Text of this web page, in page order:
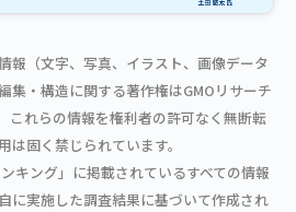
報（文字、写真、イラスト、画像データ
集・構造に関する著作権はGMOリサーチ
これらの情報を権利者の許可なく無断転
固く禁じられています。
キング」に掲載されているすべての情報
に実施した調査結果に基づいて作成され